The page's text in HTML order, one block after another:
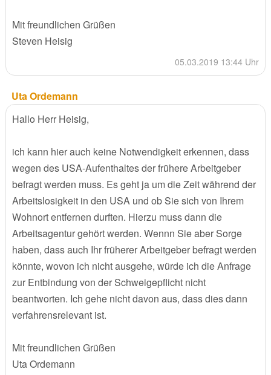
Mit freundlichen Grüßen
Steven Heisig
05.03.2019 13:44 Uhr
Uta Ordemann
Hallo Herr Heisig,
ich kann hier auch keine Notwendigkeit erkennen, dass
wegen des USA-Aufenthaltes der frühere Arbeitgeber
befragt werden muss. Es geht ja um die Zeit während der
Arbeitslosigkeit in den USA und ob Sie sich von Ihrem
Wohnort entfernen durften. Hierzu muss dann die
Arbeitsagentur gehört werden. Wennn Sie aber Sorge
haben, dass auch Ihr früherer Arbeitgeber befragt werden
könnte, wovon ich nicht ausgehe, würde ich die Anfrage
zur Entbindung von der Schweigepflicht nicht
beantworten. Ich gehe nicht davon aus, dass dies dann
verfahrensrelevant ist.
Mit freundlichen Grüßen
Uta Ordemann